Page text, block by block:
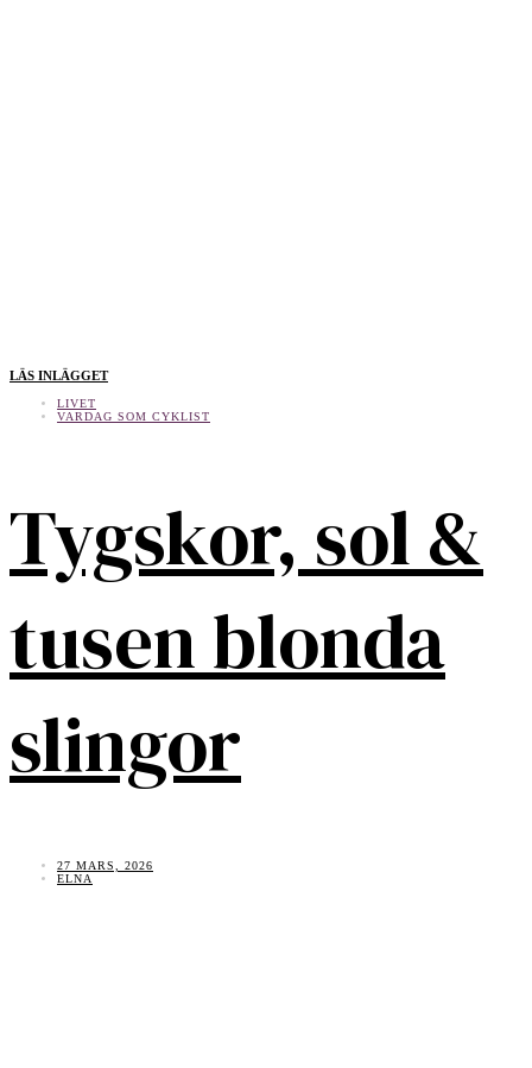
LÄS INLÄGGET
LIVET
VARDAG SOM CYKLIST
Tygskor, sol &
tusen blonda
slingor
27 MARS, 2026
ELNA